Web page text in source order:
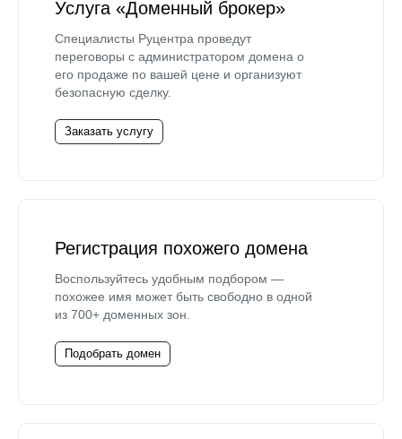
Услуга «Доменный брокер»
Специалисты Руцентра проведут
переговоры с администратором домена о
его продаже по вашей цене и организуют
безопасную сделку.
Заказать услугу
Регистрация похожего домена
Воспользуйтесь удобным подбором —
похожее имя может быть свободно в одной
из 700+ доменных зон.
Подобрать домен